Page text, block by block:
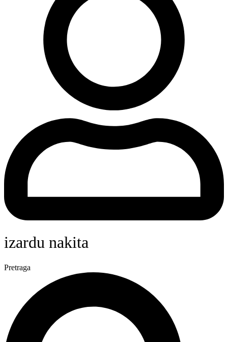
izardu nakita
Pretraga